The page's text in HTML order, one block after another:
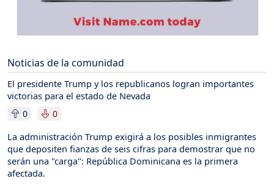
Noticias de la comunidad
El presidente Trump y los republicanos logran importantes
victorias para el estado de Nevada
0 0
La administración Trump exigirá a los posibles inmigrantes
que depositen fianzas de seis cifras para demostrar que no
serán una "carga": República Dominicana es la primera
afectada.